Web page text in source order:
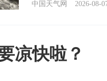
中国天气网 2026-08-
凉快啦？